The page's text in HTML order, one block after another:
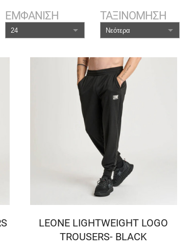
ΕΜΦΑΝΙΣΗ ΤΑΞΙΝΟΜΗΣΗ
LEONE LIGHTWEIGHT LOGO
TROUSERS- BLACK